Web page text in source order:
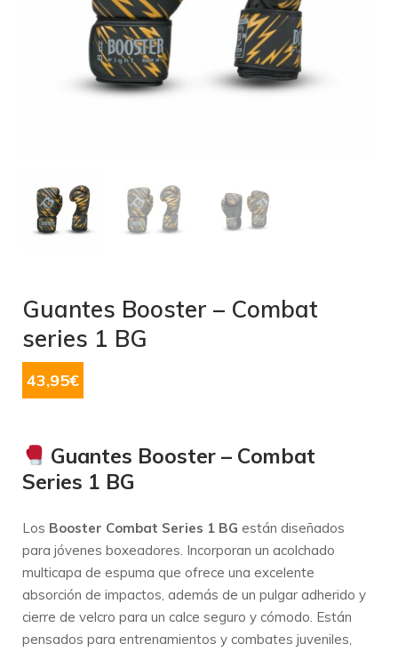
Guantes Booster – Combat
series 1 BG
43,95€
Guantes Booster – Combat
Series 1 BG
Los Booster Combat Series 1 BG están diseñados
para jóvenes boxeadores. Incorporan un acolchado
multicapa de espuma que ofrece una excelente
absorción de impactos, además de un pulgar adherido y
cierre de velcro para un calce seguro y cómodo. Están
pensados para entrenamientos y combates juveniles,